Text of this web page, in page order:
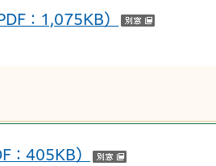
：1,075KB）
（別ウ
：405KB）